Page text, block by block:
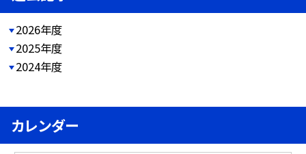
2026年度
2025年度
2024年度
カレンダー